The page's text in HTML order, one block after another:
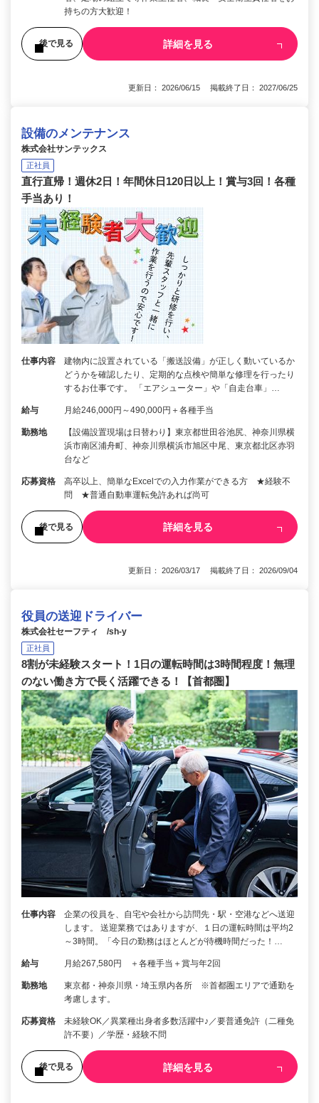
持ちの方大歓迎！
後で見る 詳細を見る
更新日： 2026/06/15 掲載終了日： 2027/06/25
設備のメンテナンス
株式会社サンテックス
正社員
直行直帰！週休2日！年間休日120日以上！賞与3回！各種
手当あり！
仕事内容
建物内に設置されている「搬送設備」が正しく動いているか
どうかを確認したり、定期的な点検や簡単な修理を行ったり
するお仕事です。 「エアシューター」や「自走台車」…
給与 月給246,000円～490,000円＋各種手当
勤務地
【設備設置現場は日替わり】東京都世田谷池尻、神奈川県横
浜市南区浦舟町、神奈川県横浜市旭区中尾、東京都北区赤羽
台など
応募資格
高卒以上、簡単なExcelでの入力作業ができる方 ★経験不
問 ★普通自動車運転免許あれば尚可
後で見る 詳細を見る
更新日： 2026/03/17 掲載終了日： 2026/09/04
役員の送迎ドライバー
株式会社セーフティ /sh-y
正社員
8割が未経験スタート！1日の運転時間は3時間程度！無理
のない働き方で長く活躍できる！【首都圏】
仕事内容
企業の役員を、自宅や会社から訪問先・駅・空港などへ送迎
します。 送迎業務ではありますが、１日の運転時間は平均2
～3時間。「今日の勤務はほとんどが待機時間だった！…
給与 月給267,580円 ＋各種手当＋賞与年2回
勤務地
東京都・神奈川県・埼玉県内各所 ※首都圏エリアで通勤を
考慮します。
応募資格
未経験OK／異業種出身者多数活躍中♪／要普通免許（二種免
許不要）／学歴・経験不問
後で見る 詳細を見る